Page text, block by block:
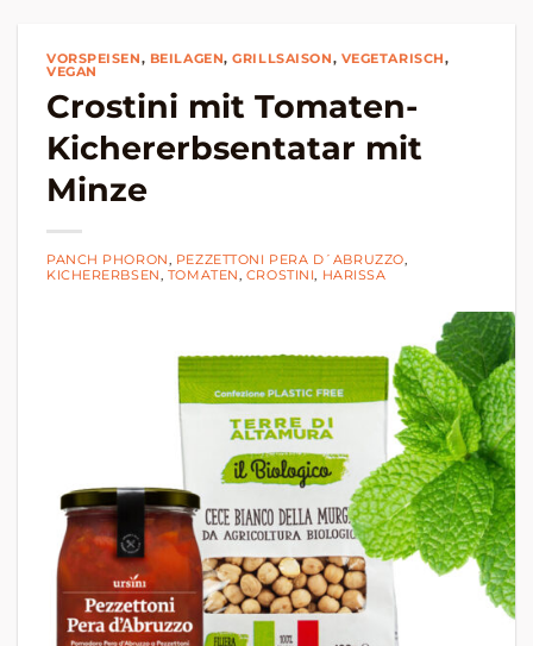
VORSPEISEN, BEILAGEN,GRILLSAISON, VEGETARISCH,
VEGAN
Crostini mit Tomaten-
Kichererbsentatar mit
Minze
PANCH PHORON PEZZETTONI PERA D´ABRUZZO
KICHERERBSEN TOMATEN CROSTINI HARISSA